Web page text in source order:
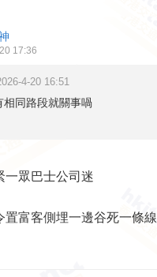
17:36
4-20 16:51
相同路段就關事喎
一眾巴士公司迷
置富客側埋一邊谷死一條線